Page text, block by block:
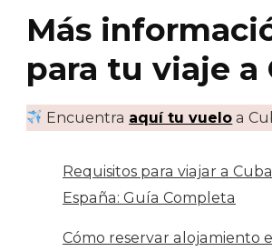
Más
para tu viaje a
Encuentra aquí tu vuelo a
Requisitos para viajar a
España: Guía Completa
Cómo reservar alojamiento